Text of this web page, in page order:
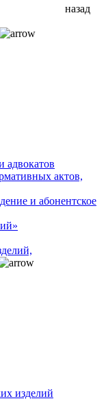
назад
адвокатов
актов,
и абонентское
изделий